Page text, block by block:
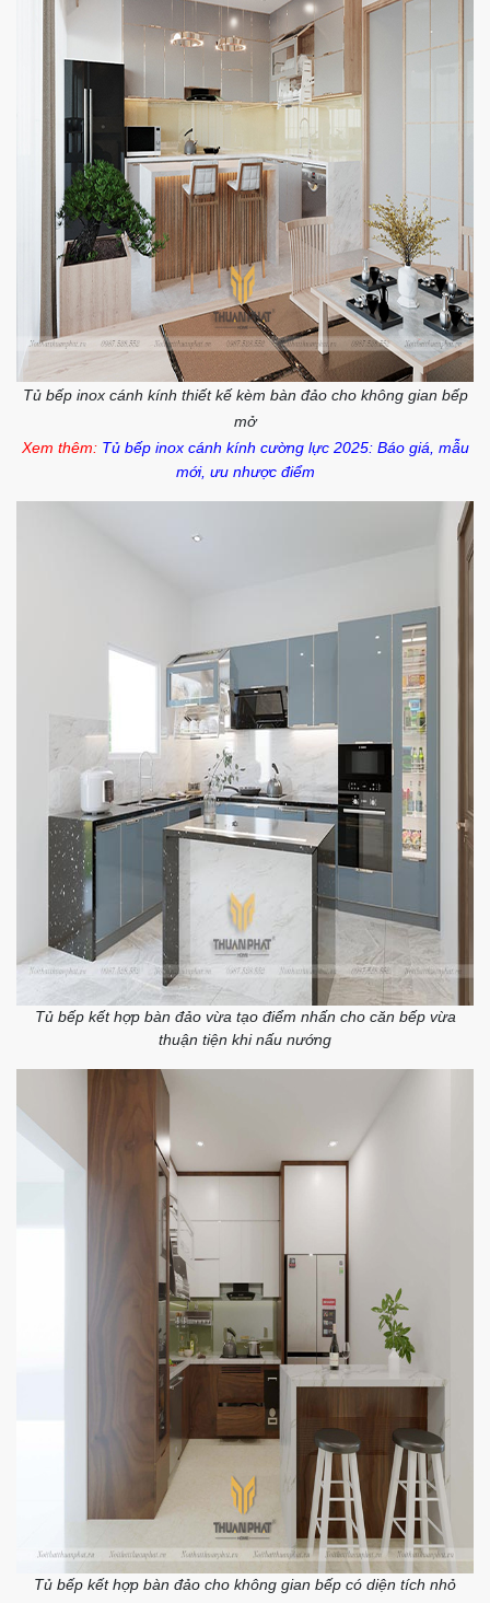
Tủ bếp inox cánh kính thiết kế kèm bàn đảo cho không gian bếp
mở
Xem thêm: Tủ bếp inox cánh kính cường lực 2025: Báo giá, mẫu
mới, ưu nhược điểm
Tủ bếp kết hợp bàn đảo vừa tạo điểm nhấn cho căn bếp vừa
thuận tiện khi nấu nướng
Tủ bếp kết hợp bàn đảo cho không gian bếp có diện tích nhỏ